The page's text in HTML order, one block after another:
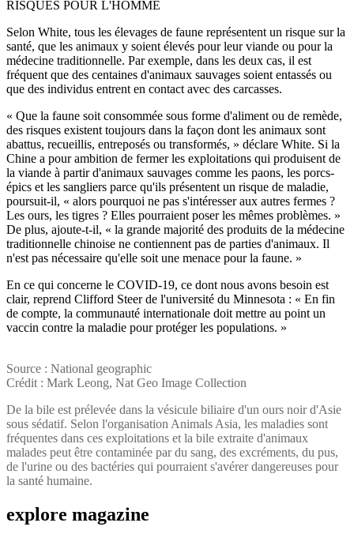
RISQUES POUR L'HOMME
Selon White, tous les élevages de faune représentent un risque sur la
santé, que les animaux y soient élevés pour leur viande ou pour la
médecine traditionnelle. Par exemple, dans les deux cas, il est
fréquent que des centaines d'animaux sauvages soient entassés ou
que des individus entrent en contact avec des carcasses.
« Que la faune soit consommée sous forme d'aliment ou de remède,
des risques existent toujours dans la façon dont les animaux sont
abattus, recueillis, entreposés ou transformés, » déclare White. Si la
Chine a pour ambition de fermer les exploitations qui produisent de
la viande à partir d'animaux sauvages comme les paons, les porcs-
épics et les sangliers parce qu'ils présentent un risque de maladie,
poursuit-il, « alors pourquoi ne pas s'intéresser aux autres fermes ?
Les ours, les tigres ? Elles pourraient poser les mêmes problèmes. »
De plus, ajoute-t-il, « la grande majorité des produits de la médecine
traditionnelle chinoise ne contiennent pas de parties d'animaux. Il
n'est pas nécessaire qu'elle soit une menace pour la faune. »
En ce qui concerne le COVID-19, ce dont nous avons besoin est
clair, reprend Clifford Steer de l'université du Minnesota : « En fin
de compte, la communauté internationale doit mettre au point un
vaccin contre la maladie pour protéger les populations. »
Source : National geographic
Crédit : Mark Leong, Nat Geo Image Collection
De la bile est prélevée dans la vésicule biliaire d'un ours noir d'Asie
sous sédatif. Selon l'organisation Animals Asia, les maladies sont
fréquentes dans ces exploitations et la bile extraite d'animaux
malades peut être contaminée par du sang, des excréments, du pus,
de l'urine ou des bactéries qui pourraient s'avérer dangereuses pour
la santé humaine.
explore magazine